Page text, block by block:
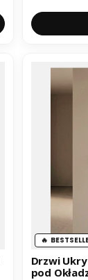
Drzwi
pod